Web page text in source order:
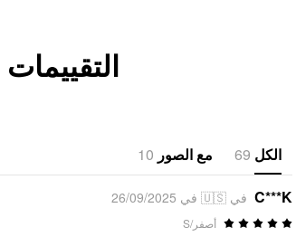
التقييمات
الكل 69 مع الصور 10
C***K في 🇺🇸 في 26/09/2025
أصفر/S